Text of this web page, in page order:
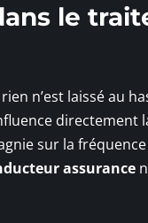
le
n’est laissé au
directement
sur la
assurance